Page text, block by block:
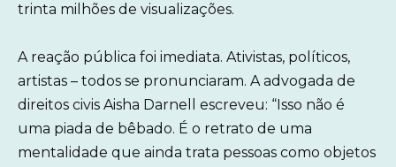
trinta milhões de visualizações.
A reação pública foi imediata. Ativistas, políticos,
artistas – todos se pronunciaram. A advogada de
direitos civis Aisha Darnell escreveu: “Isso não é
uma piada de bêbado. É o retrato de uma
mentalidade que ainda trata pessoas como objetos